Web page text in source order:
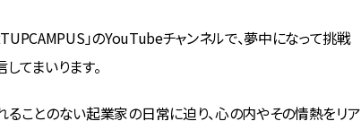
」のYouTubeチャンネルで、夢中になって挑戦
てまいります。
ことのない起業家の日常に迫り、心の内やその情熱をリア